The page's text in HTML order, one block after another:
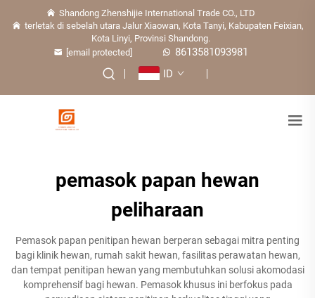
Shandong Zhenshijie International Trade CO., LTD
terletak di sebelah utara Jalur Xiaowan, Kota Tanyi, Kabupaten Feixian,
Kota Linyi, Provinsi Shandong.
[email protected]
8613581093981
ID
pemasok papan hewan
peliharaan
Pemasok papan penitipan hewan berperan sebagai mitra penting
bagi klinik hewan, rumah sakit hewan, fasilitas perawatan hewan,
dan tempat penitipan hewan yang membutuhkan solusi akomodasi
komprehensif bagi hewan. Pemasok khusus ini berfokus pada